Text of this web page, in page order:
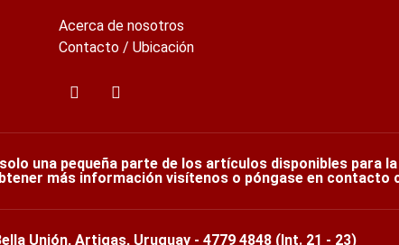
Acerca de nosotros
Contacto / Ubicación
una pequeña parte de los artículos disponibles para
más información visítenos o póngase en contacto
Unión, Artigas, Uruguay - 4779 4848 (Int. 21 - 23)